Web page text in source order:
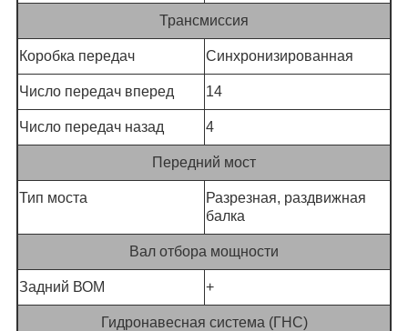
Трансмиссия
Коробка передач Синхронизированная
Число передач вперед 14
Число передач назад 4
Передний мост
Тип моста
Разрезная, раздвижная
балка
Вал отбора мощности
Задний ВОМ +
Гидронавесная система (ГНС)